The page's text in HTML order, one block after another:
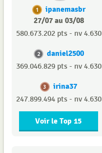
1
ipanemasbr
27/07 au 03/08
580.673.202 pts - nv 4.630
2 daniel2500
369.046.829 pts - nv 4.630
3 irina37
247.899.494 pts - nv 4.630
Voir le Top 15